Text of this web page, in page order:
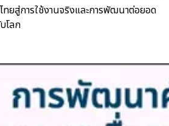
ทยสู่การใช้งานจริงและการพัฒนาต่อยอด
โลก